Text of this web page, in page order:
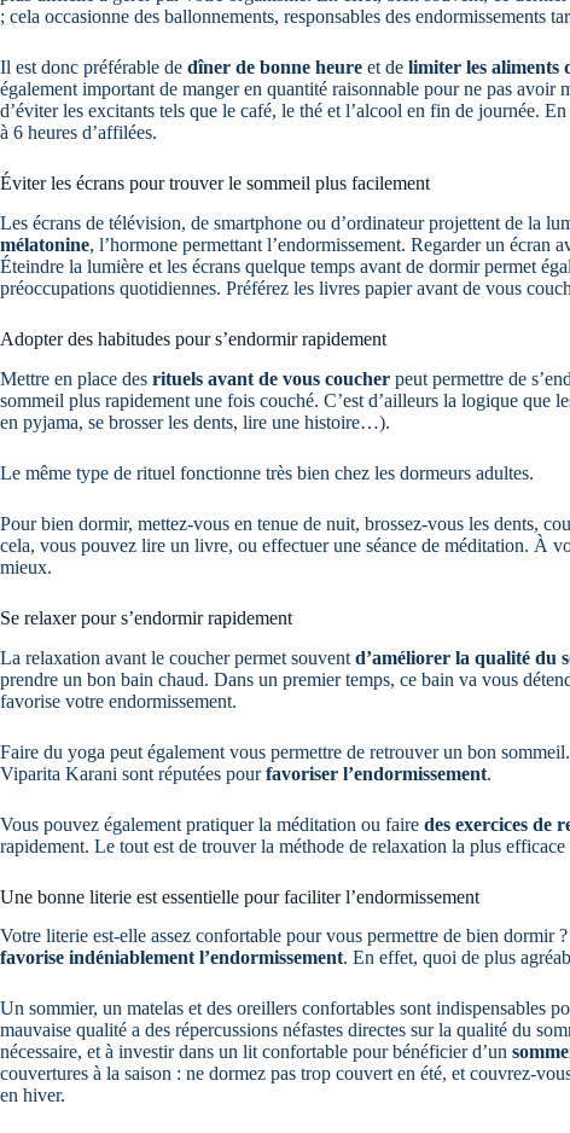
; cela occasionne des ballonnements, responsables des endormissements
Il est donc préférable de dîner de bonne heure et de limiter les aliments
également important de manger en quantité raisonnable pour ne pas
d’éviter les excitants tels que le café, le thé et l’alcool en fin de journée.
à 6 heures d’affilées.
Éviter les écrans pour trouver le sommeil plus facilement
Les écrans de télévision, de smartphone ou d’ordinateur projettent de la
mélatonine, l’hormone permettant l’endormissement. Regarder un
Éteindre la lumière et les écrans quelque temps avant de dormir permet
préoccupations quotidiennes. Préférez les livres papier avant de vous
Adopter des habitudes pour s’endormir rapidement
Mettre en place des rituels avant de vous coucher peut permettre de
sommeil plus rapidement une fois couché. C’est d’ailleurs la logique que
en pyjama, se brosser les dents, lire une histoire…).
Le même type de rituel fonctionne très bien chez les dormeurs adultes.
Pour bien dormir, mettez-vous en tenue de nuit, brossez-vous les dents,
cela, vous pouvez lire un livre, ou effectuer une séance de méditation. À
mieux.
Se relaxer pour s’endormir rapidement
La relaxation avant le coucher permet souvent d’améliorer la qualité du
prendre un bon bain chaud. Dans un premier temps, ce bain va vous
favorise votre endormissement.
Faire du yoga peut également vous permettre de retrouver un bon
Viparita Karani sont réputées pourfavoriser l’endormissement.
Vous pouvez également pratiquer la méditation ou faire des exercices de
rapidement. Le tout est de trouver la méthode de relaxation la plus
Une bonne literie est essentielle pour faciliter l’endormissement
Votre literie est-elle assez confortable pour vous permettre de bien dormir
favorise indéniablement l’endormissement. En effet, quoi de plus
Un sommier, un matelas et des oreillers confortables sont indispensables
mauvaise qualité a des répercussions néfastes directes sur la qualité du
nécessaire, et à investir dans un lit confortable pour bénéficier d’un
couvertures à la saison : ne dormez pas trop couvert en été, et couvrez-
en hiver.